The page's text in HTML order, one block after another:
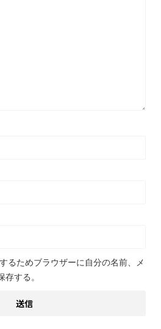
るためブラウザーに自分の名前、メ
する。